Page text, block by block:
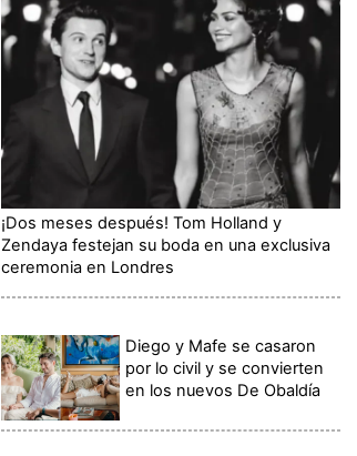
¡Dos meses después! Tom Holland y
Zendaya festejan su boda en una exclusiva
ceremonia en Londres
Diego y Mafe se casaron
por lo civil y se convierten
en los nuevos De Obaldía